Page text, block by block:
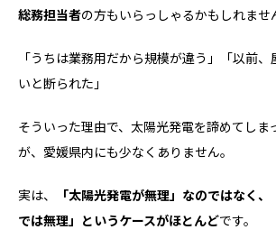
総務担当者の方もいらっしゃるかもしれませ
「うちは業務用だから規模が違う」「以前
いと断られた」
そういった理由で、太陽光発電を諦めてしま
が、愛媛県内にも少なくありません。
実は、
「太陽光発電が無理」なのではなく
では無理」というケースがほとんどです。